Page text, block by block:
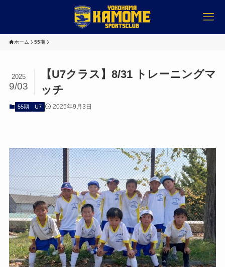
ホーム 55期
【U7クラス】8/31 トレーニングマ
ッチ
2025
9/03
55期 U7 2025年9月3日